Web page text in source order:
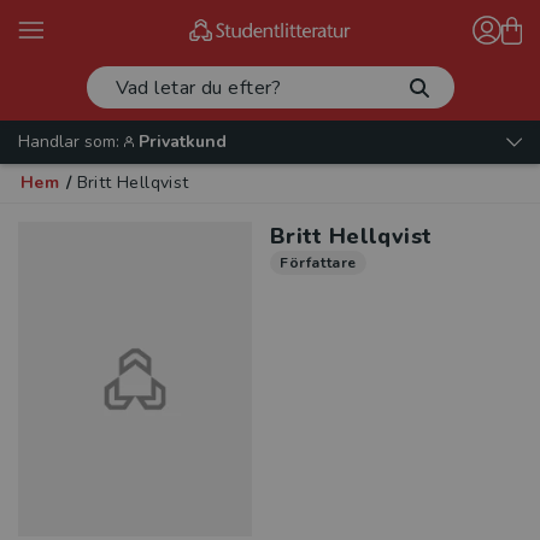
Handlar som:
Privatkund
Hem / Britt Hellqvist
Britt Hellqvist
Författare